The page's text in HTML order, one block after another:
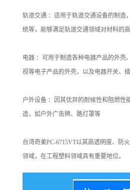
轨道交通 ：适用于轨道交通设备的制造
统等，能够满足轨道交通领域对材料的
电器 ：可用于制造各种电器产品的外壳
视等电子产品的外壳，以及电器开关、
户外设备 ：因其优异的耐候性和阻燃性
造，如户外广告牌、路灯罩等
台湾奇美PC-6715VT以其高透明度、防
领域，在工程塑料领域具有重要地位。